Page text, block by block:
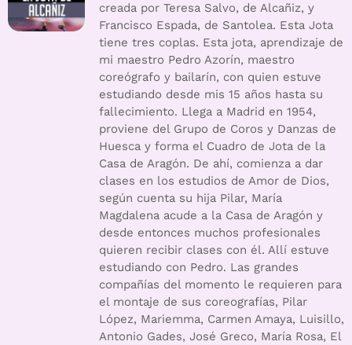
creada por Teresa Salvo, de Alcañiz, y
Francisco Espada, de Santolea. Esta Jota
tiene tres coplas. Esta jota, aprendizaje de
mi maestro Pedro Azorín, maestro
coreógrafo y bailarín, con quien estuve
estudiando desde mis 15 años hasta su
fallecimiento. Llega a Madrid en 1954,
proviene del Grupo de Coros y Danzas de
Huesca y forma el Cuadro de Jota de la
Casa de Aragón. De ahí, comienza a dar
clases en los estudios de Amor de Dios,
según cuenta su hija Pilar, María
Magdalena acude a la Casa de Aragón y
desde entonces muchos profesionales
quieren recibir clases con él. Allí estuve
estudiando con Pedro. Las grandes
compañías del momento le requieren para
el montaje de sus coreografías, Pilar
López, Mariemma, Carmen Amaya, Luisillo,
Antonio Gades, José Greco, María Rosa, El